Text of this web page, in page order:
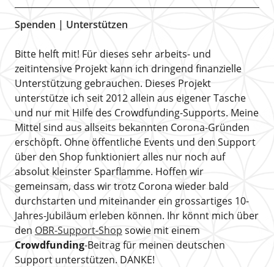
Spenden | Unterstützen
Bitte helft mit! Für dieses sehr arbeits- und
zeitintensive Projekt kann ich dringend finanzielle
Unterstützung gebrauchen. Dieses Projekt
unterstütze ich seit 2012 allein aus eigener Tasche
und nur mit Hilfe des Crowdfunding-Supports. Meine
Mittel sind aus allseits bekannten Corona-Gründen
erschöpft. Ohne öffentliche Events und den Support
über den Shop funktioniert alles nur noch auf
absolut kleinster Sparflamme. Hoffen wir
gemeinsam, dass wir trotz Corona wieder bald
durchstarten und miteinander ein grossartiges 10-
Jahres-Jubiläum erleben können. Ihr könnt mich über
den OBR-Support-Shop sowie mit einem
Crowdfunding-Beitrag für meinen deutschen
Support unterstützen. DANKE!